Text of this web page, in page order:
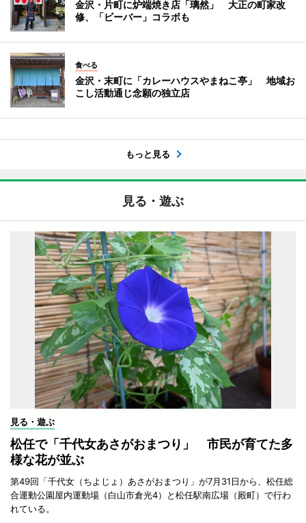
金沢・片町に炉端焼き店「璃然」 大正の町家改
修、「ビーバー」コラボも
食べる
金沢・末町に「カレーハウスやまねこ亭」 地域お
こし活動通じ念願の独立店
もっと見る
見る・遊ぶ
見る・遊ぶ
松任で「千代女あさがおまつり」 市民が育てた多
様な花が並ぶ
第49回「千代女（ちよじょ）あさがおまつり」が7月31日から、松任総
合運動公園屋内運動場（白山市倉光4）と松任駅南広場（殿町）で行わ
れている。